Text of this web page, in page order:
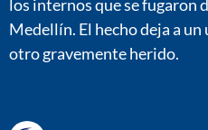
los internos que se fugaron
Medellín. El hecho deja a
otro gravemente herido.